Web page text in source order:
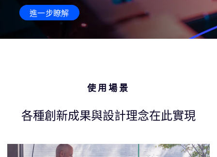
進一步瞭解
使用場景
各種創新成果與設計理念在此實現